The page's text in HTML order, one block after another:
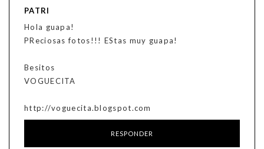
PATRI
Hola guapa!
PReciosas fotos!!! EStas muy guapa!
Besitos
VOGUECITA
http://voguecita.blogspot.com
RESPONDER